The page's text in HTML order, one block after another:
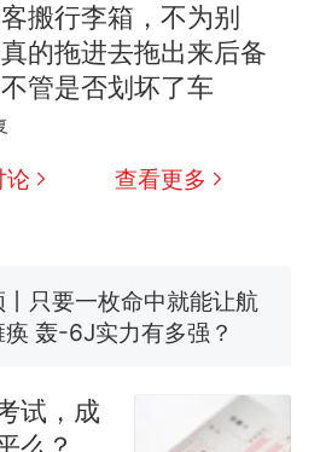
搬行李箱，不为别
的拖进去拖出来后备
管是否划坏了车
论 查看更多
多万人报名的考试，成绩
作废，公平么？
全球唯一没有法定首都的国
改国名，总统就邀请中
骑行绕了几乎整个国境
圈，还曾两次到中国寻根
价570元，搬到楼下交
小时开着反而更省电？
部门回应
13名均遭淘汰？教育局：
招聘，成立调查组全面
多万人报名的考试，成绩
试，成